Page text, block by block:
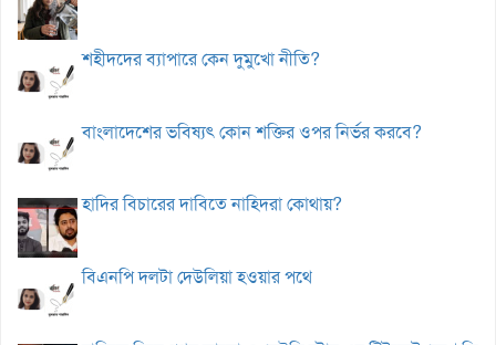
শহীদদের ব্যাপারে কেন দুমুখো নীতি?
বাংলাদেশের ভবিষ্যৎ কোন শক্তির ওপর নির্ভর করবে?
হাদির বিচারের দাবিতে নাহিদরা কোথায়?
বিএনপি দলটা দেউলিয়া হওয়ার পথে